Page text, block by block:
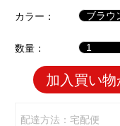
カラー：
数量：
加入買い物
配達方法：宅配便